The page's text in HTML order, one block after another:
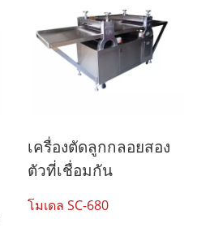
เครื่องตัดลูกกลอยสอง
ตัวที่เชื่อมกัน
โมเดล SC-680